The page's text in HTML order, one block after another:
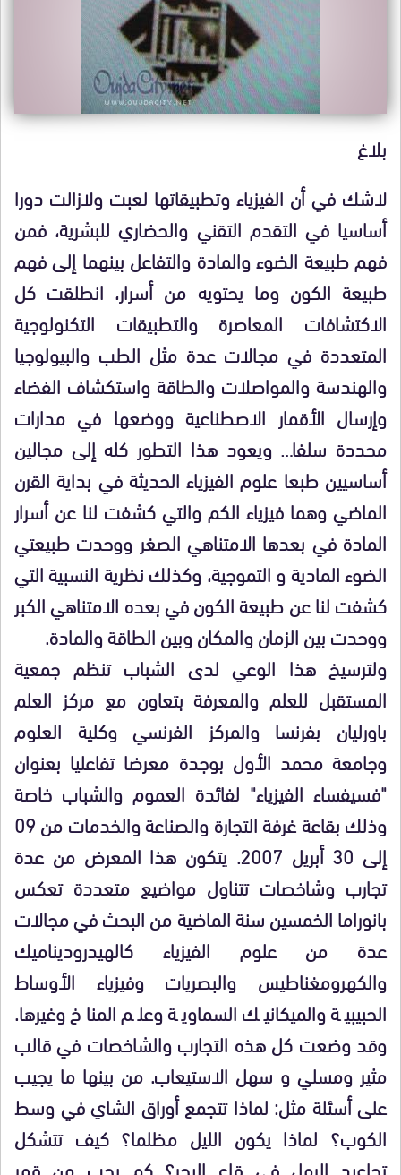
بلاغ
لاشك في أن الفيزياء وتطبيقاتها لعبت ولازالت دورا
أساسيا في التقدم التقني والحضاري للبشرية، فمن
فهم طبيعة الضوء والمادة والتفاعل بينهما إلى فهم
طبيعة الكون وما يحتويه من أسرار، انطلقت كل
الاكتشافات المعاصرة والتطبيقات التكنولوجية
المتعددة في مجالات عدة مثل الطب والبيولوجيا
والهندسة والمواصلات والطاقة واستكشاف الفضاء
وإرسال الأقمار الاصطناعية ووضعها في مدارات
محددة سلفا… ويعود هذا التطور كله إلى مجالين
أساسيين طبعا علوم الفيزياء الحديثة في بداية القرن
الماضي وهما فيزياء الكم والتي كشفت لنا عن أسرار
المادة في بعدها الامتناهي الصغر ووحدت طبيعتي
الضوء المادية و التموجية، وكذلك نظرية النسبية التي
كشفت لنا عن طبيعة الكون في بعده الامتناهي الكبر
ووحدت بين الزمان والمكان وبين الطاقة والمادة.
ولترسيخ هذا الوعي لدى الشباب تنظم جمعية
المستقبل للعلم والمعرفة بتعاون مع مركز العلم
باورليان بفرنسا والمركز الفرنسي وكلية العلوم
وجامعة محمد الأول بوجدة معرضا تفاعليا بعنوان
"فسيفساء الفيزياء" لفائدة العموم والشباب خاصة
وذلك بقاعة غرفة التجارة والصناعة والخدمات من 09
إلى 30 أبريل 2007. يتكون هذا المعرض من عدة
تجارب وشاخصات تتناول مواضيع متعددة تعكس
بانوراما الخمسين سنة الماضية من البحث في مجالات
عدة من علوم الفيزياء كالهيدروديناميك
والكهرومغناطيس والبصريات وفيزياء الأوساط
الحبيبية والميكانيك السماوية وعلم المناخ وغيرها.
وقد وضعت كل هذه التجارب والشاخصات في قالب
مثير ومسلي و سهل الاستيعاب. من بينها ما يجيب
على أسئلة مثل: لماذا تتجمع أوراق الشاي في وسط
الكوب؟ لماذا يكون الليل مظلما؟ كيف تتشكل